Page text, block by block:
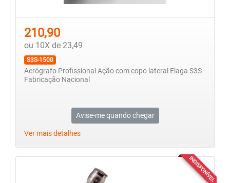
210,90
ou 10X de 23,49
S3S-1500
Aerógrafo Profissional Ação com copo lateral Elaga S3S -
Fabricação Nacional
Avise-me quando chegar
Ver mais detalhes
INDISPONÍVEL